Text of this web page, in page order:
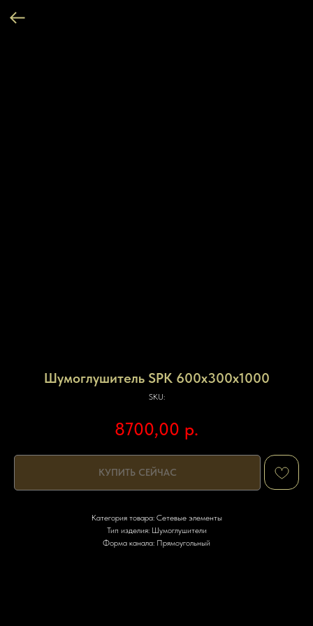
Шумоглушитель SPK 600х300х1000
SKU:
8700,00 р.
КУПИТЬ СЕЙЧАС
Категория товара: Сетевые элементы
Тип изделия: Шумоглушители
Форма канала: Прямоугольный